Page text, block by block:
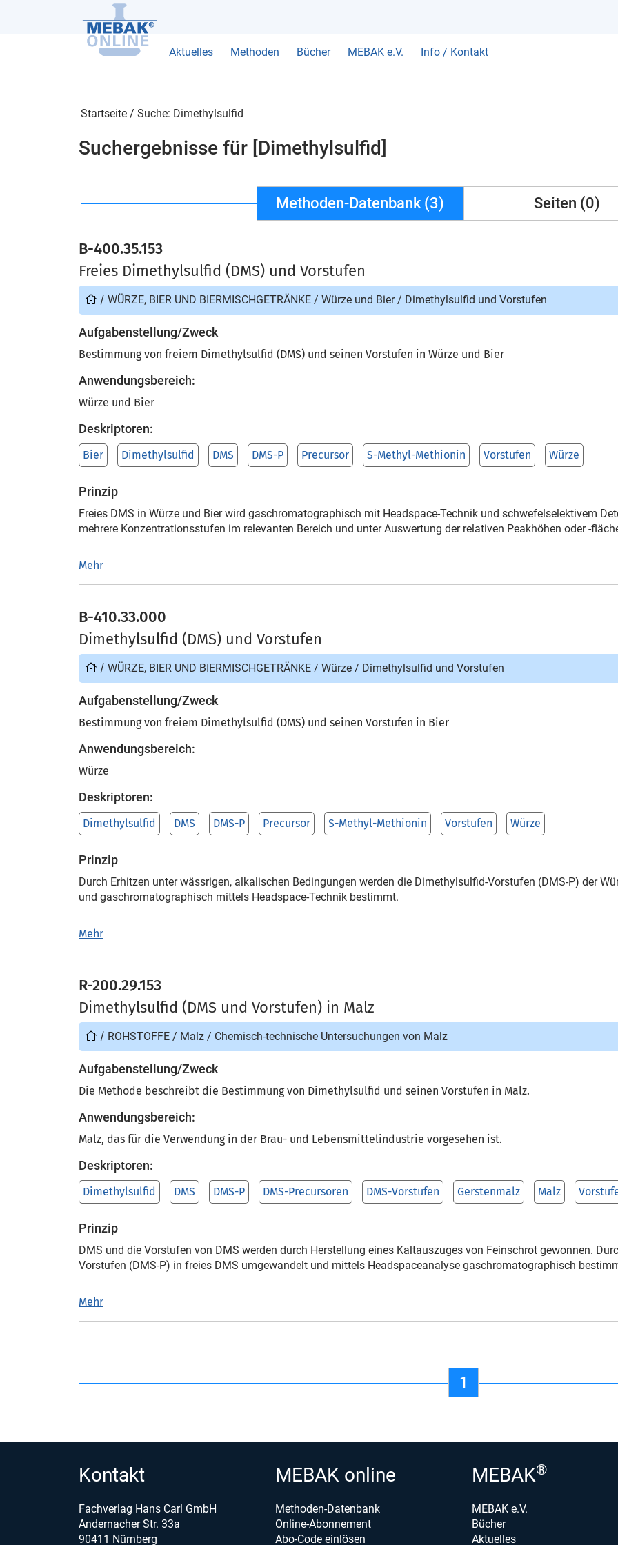
Aktuelles Methoden Bücher MEBAK e.V. Info / Kontakt
Startseite / Suche: Dimethylsulfid
Suchergebnisse für [Dimethylsulfid]
Methoden-Datenbank (3) Seiten (0)
B-400.35.153
Freies Dimethylsulfid (DMS) und Vorstufen
/ WÜRZE, BIER UND BIERMISCHGETRÄNKE / Würze und Bier / Dimethylsulfid und Vorstufen
Aufgabenstellung/Zweck
Bestimmung von freiem Dimethylsulfid (DMS) und seinen Vorstufen in Würze und Bier
Anwendungsbereich:
Würze und Bier
Deskriptoren:
Bier Dimethylsulfid DMS DMS-P Precursor S-Methyl-Methionin Vorstufen Würze
Prinzip
Freies DMS in Würze und Bier wird gaschromatographisch mit Headspace-Technik und schwefelselektivem
mehrere Konzentrationsstufen im relevanten Bereich und unter Auswertung der relativen Peakhöhen oder -
Mehr
B-410.33.000
Dimethylsulfid (DMS) und Vorstufen
/ WÜRZE, BIER UND BIERMISCHGETRÄNKE / Würze / Dimethylsulfid und Vorstufen
Aufgabenstellung/Zweck
Bestimmung von freiem Dimethylsulfid (DMS) und seinen Vorstufen in Bier
Anwendungsbereich:
Würze
Deskriptoren:
Dimethylsulfid DMS DMS-P Precursor S-Methyl-Methionin Vorstufen Würze
Prinzip
Durch Erhitzen unter wässrigen, alkalischen Bedingungen werden die Dimethylsulfid-Vorstufen (DMS-P) der
und gaschromatographisch mittels Headspace-Technik bestimmt.
Mehr
R-200.29.153
Dimethylsulfid (DMS und Vorstufen) in Malz
/ ROHSTOFFE / Malz / Chemisch-technische Untersuchungen von Malz
Aufgabenstellung/Zweck
Die Methode beschreibt die Bestimmung von Dimethylsulfid und seinen Vorstufen in Malz.
Anwendungsbereich:
Malz, das für die Verwendung in der Brau- und Lebensmittelindustrie vorgesehen ist.
Deskriptoren:
Dimethylsulfid DMS DMS-P DMS-Precursoren DMS-Vorstufen Gerstenmalz Malz
Prinzip
DMS und die Vorstufen von DMS werden durch Herstellung eines Kaltauszuges von Feinschrot gewonnen.
Vorstufen (DMS-P) in freies DMS umgewandelt und mittels Headspaceanalyse gaschromatographisch
Mehr
1
Kontakt
Fachverlag Hans Carl GmbH
Andernacher Str. 33a
90411 Nürnberg
MEBAK online
Methoden-Datenbank
Online-Abonnement
Abo-Code einlösen
MEBAK®
MEBAK e.V.
Bücher
Aktuelles